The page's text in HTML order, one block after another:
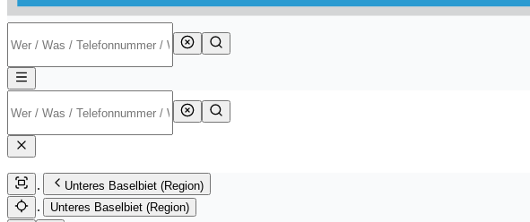
Unteres Baselbiet (Region)
Unteres Baselbiet (Region)